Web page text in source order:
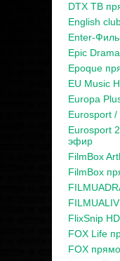
DTX ТВ
English
Enter-
Epic
Epoque
EU Music
Europa
Eurosport
Eurosport
эфир
FilmBox
FilmBox
FlixSnip
FOX Life
FOX